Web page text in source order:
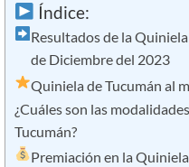
Índice:
Resultados de la
de Diciembre del 2023
Quiniela de Tucumán al
¿Cuáles son las
Tucumán?
Premiación en la